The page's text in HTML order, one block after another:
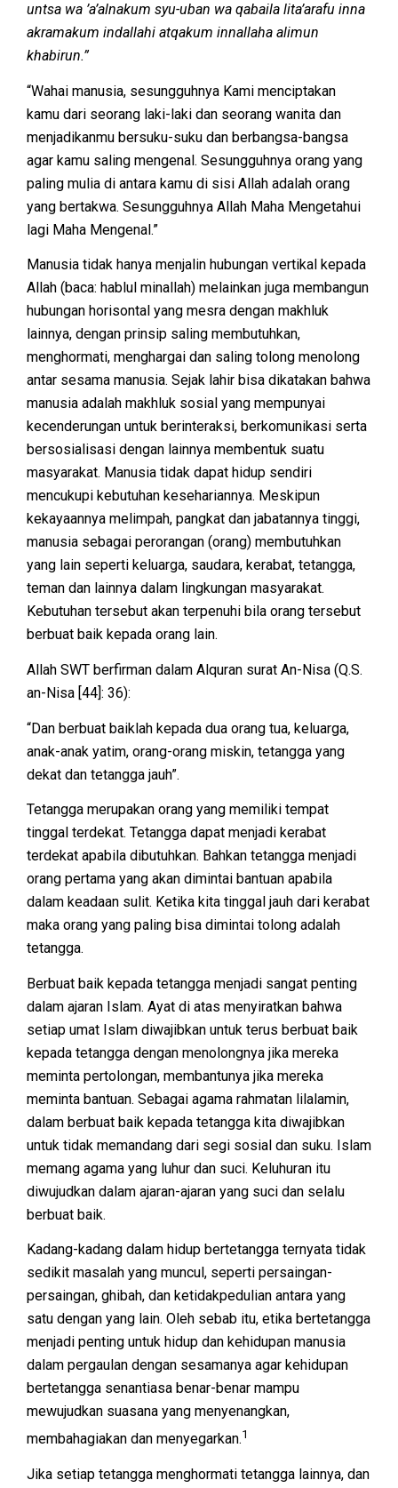
untsa wa ’a’alnakum syu-uban wa qabaila lita’arafu inna
akramakum indallahi atqakum innallaha alimun
khabirun.”
“Wahai manusia, sesungguhnya Kami menciptakan
kamu dari seorang laki-laki dan seorang wanita dan
menjadikanmu bersuku-suku dan berbangsa-bangsa
agar kamu saling mengenal. Sesungguhnya orang yang
paling mulia di antara kamu di sisi Allah adalah orang
yang bertakwa. Sesungguhnya Allah Maha Mengetahui
lagi Maha Mengenal.”
Manusia tidak hanya menjalin hubungan vertikal kepada
Allah (baca: hablul minallah) melainkan juga membangun
hubungan horisontal yang mesra dengan makhluk
lainnya, dengan prinsip saling membutuhkan,
menghormati, menghargai dan saling tolong menolong
antar sesama manusia. Sejak lahir bisa dikatakan bahwa
manusia adalah makhluk sosial yang mempunyai
kecenderungan untuk berinteraksi, berkomunikasi serta
bersosialisasi dengan lainnya membentuk suatu
masyarakat. Manusia tidak dapat hidup sendiri
mencukupi kebutuhan kesehariannya. Meskipun
kekayaannya melimpah, pangkat dan jabatannya tinggi,
manusia sebagai perorangan (orang) membutuhkan
yang lain seperti keluarga, saudara, kerabat, tetangga,
teman dan lainnya dalam lingkungan masyarakat.
Kebutuhan tersebut akan terpenuhi bila orang tersebut
berbuat baik kepada orang lain.
Allah SWT berfirman dalam Alquran surat An-Nisa (Q.S.
an-Nisa [44]: 36):
“Dan berbuat baiklah kepada dua orang tua, keluarga,
anak-anak yatim, orang-orang miskin, tetangga yang
dekat dan tetangga jauh”.
Tetangga merupakan orang yang memiliki tempat
tinggal terdekat. Tetangga dapat menjadi kerabat
terdekat apabila dibutuhkan. Bahkan tetangga menjadi
orang pertama yang akan dimintai bantuan apabila
dalam keadaan sulit. Ketika kita tinggal jauh dari kerabat
maka orang yang paling bisa dimintai tolong adalah
tetangga.
Berbuat baik kepada tetangga menjadi sangat penting
dalam ajaran Islam. Ayat di atas menyiratkan bahwa
setiap umat Islam diwajibkan untuk terus berbuat baik
kepada tetangga dengan menolongnya jika mereka
meminta pertolongan, membantunya jika mereka
meminta bantuan. Sebagai agama rahmatan lilalamin,
dalam berbuat baik kepada tetangga kita diwajibkan
untuk tidak memandang dari segi sosial dan suku. Islam
memang agama yang luhur dan suci. Keluhuran itu
diwujudkan dalam ajaran-ajaran yang suci dan selalu
berbuat baik.
Kadang-kadang dalam hidup bertetangga ternyata tidak
sedikit masalah yang muncul, seperti persaingan-
persaingan, ghibah, dan ketidakpedulian antara yang
satu dengan yang lain. Oleh sebab itu, etika bertetangga
menjadi penting untuk hidup dan kehidupan manusia
dalam pergaulan dengan sesamanya agar kehidupan
bertetangga senantiasa benar-benar mampu
mewujudkan suasana yang menyenangkan,
membahagiakan dan menyegarkan.1
Jika setiap tetangga menghormati tetangga lainnya, dan